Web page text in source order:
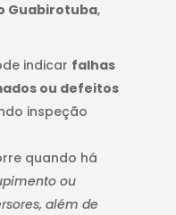
Guabirotuba,
indicar falhas
ou defeitos
inspeção
quando há
ou
além de